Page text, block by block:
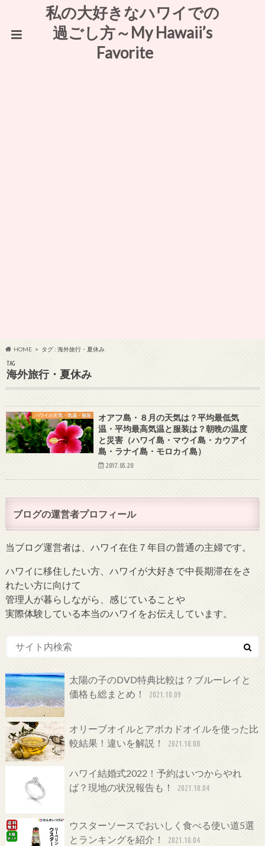
私の大好きなハワイでの
過ごし方～My Hawaii’s
Favorite
HOME タグ : 海外旅行・夏休み
TAG
海外旅行・夏休み
ハワイの天気・気温・服装
オアフ島・８月の天気は？平均最低気
温・平均最高気温と服装は？朝晩の温度
と災害（ハワイ島・マウイ島・カウアイ
島・ラナイ島・モロカイ島）
2017.05.20
ブログの運営者プロフィール
当ブログ運営者は、ハワイ在住７年目の普通の主婦です。
ハワイに移住したい方、ハワイが大好きで中長期滞在をさ
れたい方に向けて
管理人が暮らしながら、感じていることや
実際体験している本当のハワイをお伝えしています。
太陽の子のDVD特典比較は？ブルーレイと
価格も総まとめ！
2021.10.09
オリーブオイルとアボカドオイルを使った比
較結果！違いを解説！
2021.10.08
ハワイ結婚式2022！予約はいつからやれ
ば？現地の状況報告も！
2021.10.04
ウスターソースでおいしく食べる使い道5選
とランキングを紹介！
2021.10.04